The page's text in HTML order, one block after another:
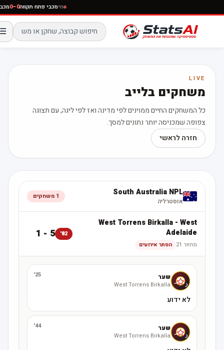
חימכבי פתח תקווה0–0
☰
LIVE
משחקים בלייב
כל המשחקים החיים ממוינים לפי מדינה ואז לפי ליגה, עם תצוגה
צפופה שמכניסה יותר נתונים למסך.
חזרה לראשי
South Australia NPL
אוסטרליה
1 משחקים
West Torrens Birkalla -West
Adelaide
מחזור 21 הסתר אירועים
82'
5 - 1
שער
West Torrens Birkalla
לא ידוע
שער
West Torrens Birkalla